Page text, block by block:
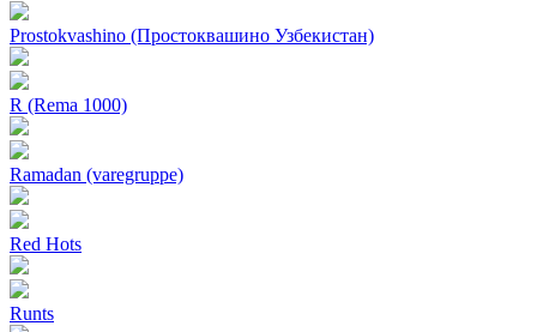
Prostokvashino (Простоквашино Узбекистан)
R (Rema 1000)
Ramadan (varegruppe)
Red Hots
Runts